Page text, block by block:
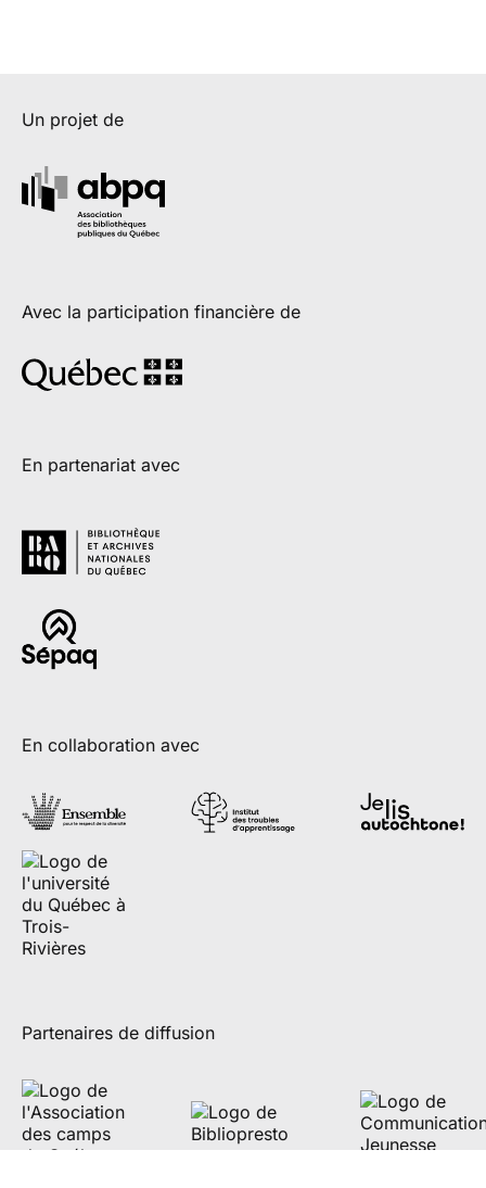
Un projet de
Avec la participation financière de
En partenariat avec
En collaboration avec
Partenaires de diffusion